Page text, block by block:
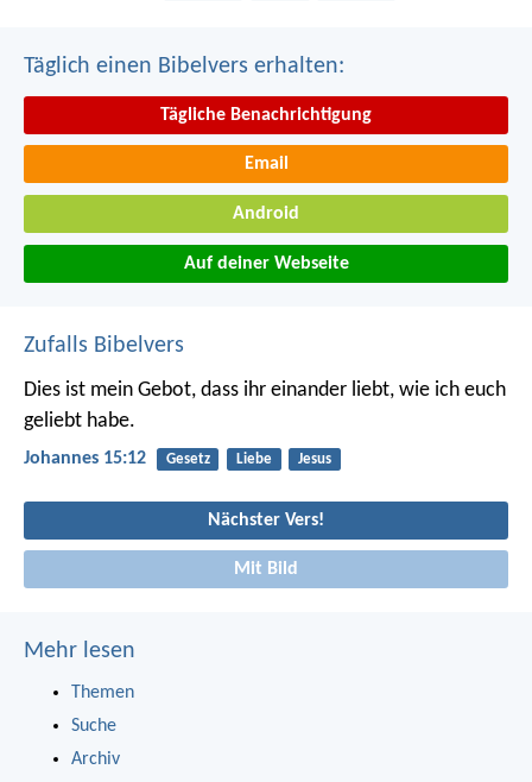
Täglich einen Bibelvers erhalten:
Tägliche Benachrichtigung
Email
Android
Auf deiner Webseite
Zufalls Bibelvers
Dies ist mein Gebot, dass ihr einander liebt, wie ich euch
geliebt habe.
Johannes 15:12 Gesetz Liebe Jesus
Nächster Vers!
Mit Bild
Mehr lesen
Themen
Suche
Archiv